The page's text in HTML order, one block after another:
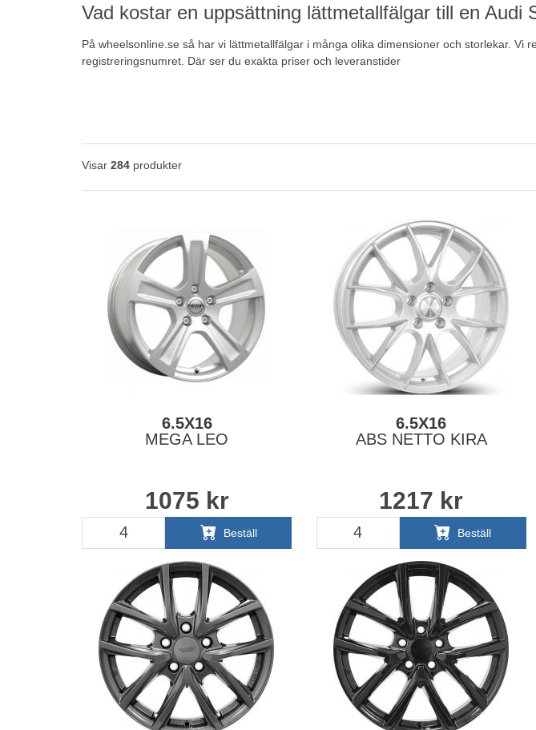
Vad kostar en uppsättning lättmetallfälgar till en Audi
På wheelsonline.se så har vi lättmetallfälgar i många olika dimensioner och storlekar. Vi
registreringsnumret. Där ser du exakta priser och leveranstider
Visar 284 produkter
6.5X16
MEGA LEO
1075 kr
Beställ
6.5X16
ABS NETTO KIRA
1217 kr
Beställ